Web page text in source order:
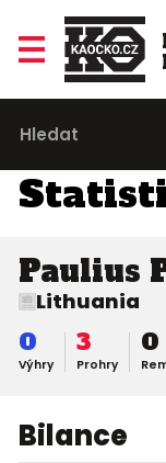
Paulius
Lithuania
Výhry
0
Prohry
3 0
Bilance